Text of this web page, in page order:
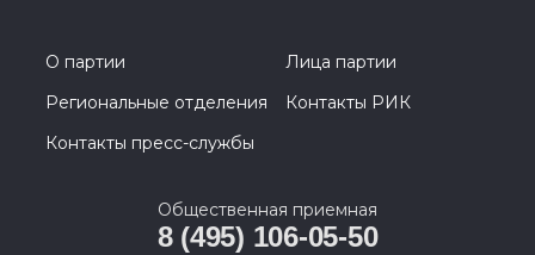
О партии
Лица партии
Региональные отделения
Контакты РИК
Контакты пресс-службы
Общественная приемная
8 (495) 106-05-50